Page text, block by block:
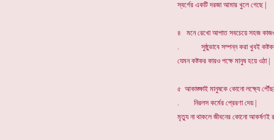
স্বর্গের একটি দরজা আমার খুলে গেছে |
৪ মনে রেখো আপাত সবচেয়ে সহজ
. সুষ্ঠুভাবে সম্পন্ন করা খুবই
যেমন কষ্টকর কারও পক্ষে মানুষ হয়ে ওঠা |
৫ আকাঙ্ক্ষাই মানুষকে কোনো লক্ষ্যে
. নিরলস কর্মের প্রেরণা দেয় |
মৃত্যু না থাকলে জীবনের কোনো আকর্ষণই